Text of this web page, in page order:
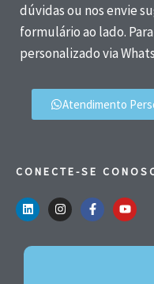
dúvidas ou nos envie
formulário ao lado.
personalizado via
Atendimento
CONECTE-SE